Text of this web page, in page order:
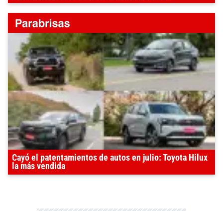
Cayó el patentamientos de autos en julio: Toyota Hilux
la más vendida